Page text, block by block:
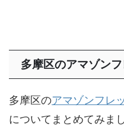
多摩区のアマゾン
多摩区のアマゾンフレ
についてまとめてみまし